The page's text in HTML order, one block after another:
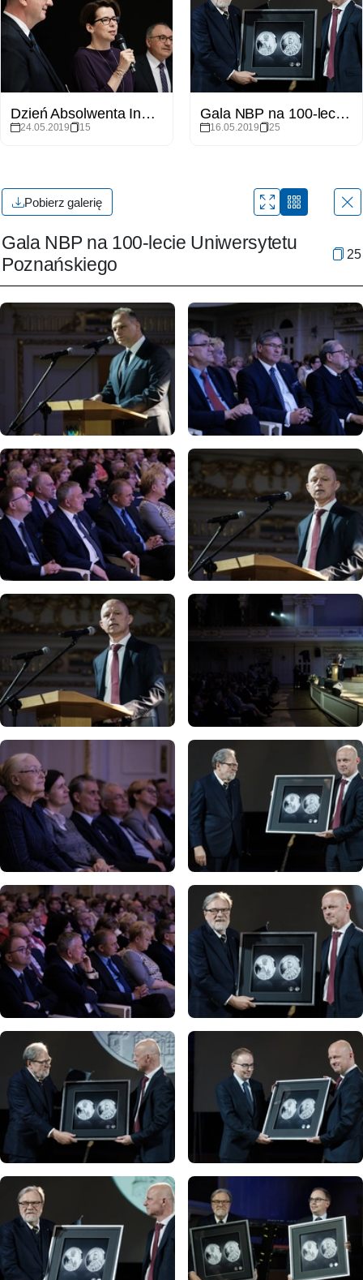
Dzień Absolwenta Instytutu Historii UAM
24.05.2019 15
Gala NBP na 100-lecie Uniwersytetu Poznańskiego
16.05.2019 25
Gala NBP na 100-lecie Uniwersytetu
Poznańskiego
25
Pobierz galerię